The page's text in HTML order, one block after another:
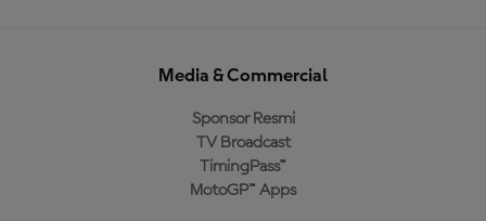
Media & Commercial
Sponsor Resmi
TV Broadcast
TimingPass™
MotoGP™ Apps